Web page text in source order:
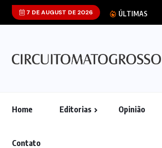
7 DE AUGUST DE 2026 ÚLTIMAS
Home Editorias Opinião
Contato